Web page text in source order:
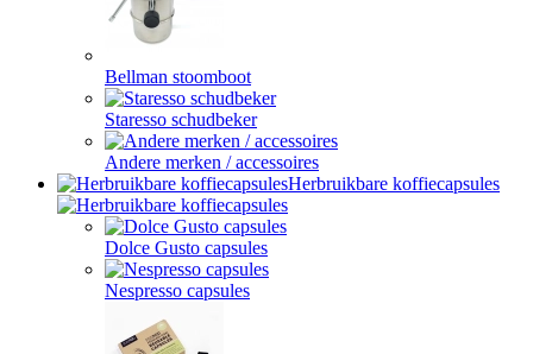
Bellman stoomboot
Staresso schudbeker
Andere merken / accessoires
Herbruikbare koffiecapsules
Dolce Gusto capsules
Nespresso capsules